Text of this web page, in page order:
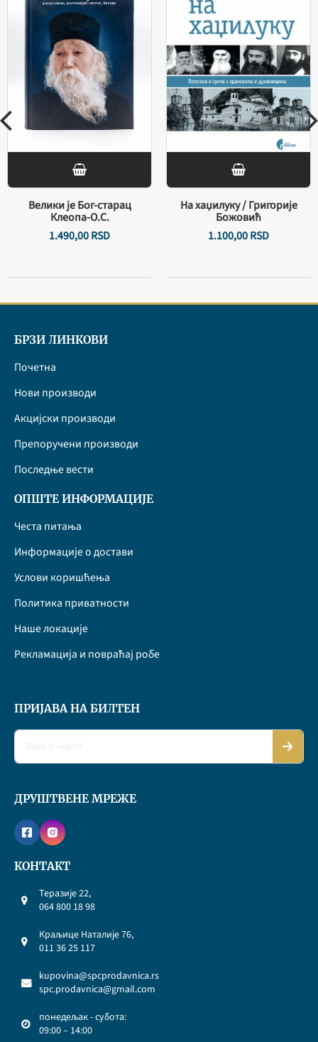
Велики је Бог-старац
Клеопа-О.С.
1.490,00RSD
На хаџилуку / Григорије
Божовић
1.100,00RSD
БРЗИ ЛИНКОВИ
Почетна
Нови производи
Акцијски производи
Препоручени производи
Последње вести
ОПШТЕ ИНФОРМАЦИЈЕ
Честа питања
Информације о достави
Услови коришћења
Политика приватности
Наше локације
Рекламација и повраћај робе
ПРИЈАВА НА БИЛТЕН
ДРУШТВЕНЕ МРЕЖЕ
КОНТАКТ
Теразије 22,
064 800 18 98
Краљице Наталије 76,
011 36 25 117
kupovina@spcprodavnica.rs
spc.prodavnica@gmail.com
понедељак - субота:
09:00 – 14:00